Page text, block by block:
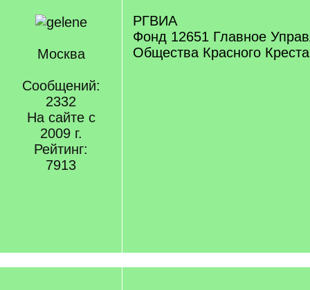
Москва
Сообщений:
2332
На сайте с
2009 г.
Рейтинг:
7913
РГВИА
Фонд 12651 Главное
Общества Красного